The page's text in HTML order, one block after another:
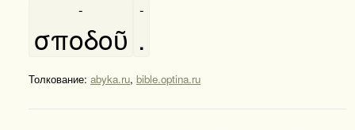
σποδοῦ
-
.
-
Толкование: abyka.ru, bible.optina.ru